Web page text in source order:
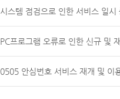
시스템 점검으로 인한 서비스 일시
PC프로그램 오류로 인한 신규 및
0505 안심번호 서비스 재개 및 이